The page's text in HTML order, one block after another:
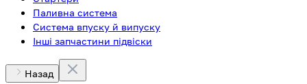
Паливна система
Система впуску й випуску
Інші запчастини підвіски
Назад